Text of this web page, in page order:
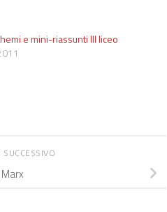
e mini-riassunti III liceo